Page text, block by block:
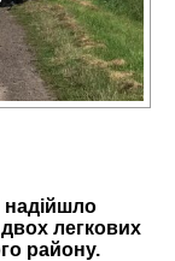
надійшло
легкових
району.